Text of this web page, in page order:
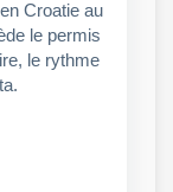
Croatie au
le permis
le rythme